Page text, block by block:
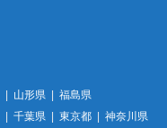
山形県
福島県
千葉県 東京都
神奈川県